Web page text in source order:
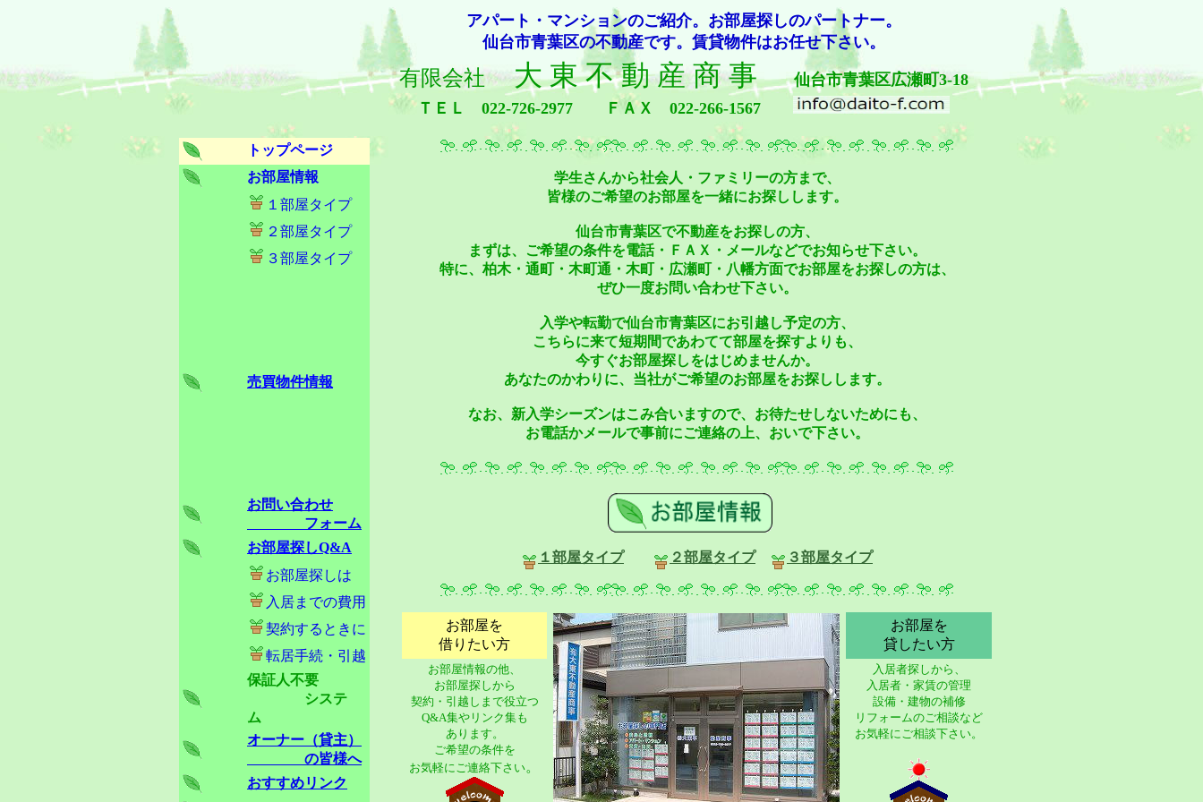
アパート・マンションのご紹介。お部屋探しのパートナー。
仙台市青葉区の不動産です。賃貸物件はお任せ下さい。
有限会社大 東 不 動 産 商 事仙台市青葉区広瀬町3-18
ＴＥＬ 022-726-2977
ＦＡＸ 022-266-1567
トップページ
学生さんから社会人・ファミリーの方まで、
皆様のご希望のお部屋を一緒にお探しします。
仙台市青葉区で不動産をお探しの方、
まずは、ご希望の条件を電話・ＦＡＸ・メールなどでお知らせ下さい。
特に、柏木・通町・木町通・木町・広瀬町・八幡方面でお部屋をお探しの方は、
ぜひ一度お問い合わせ下さい。
入学や転勤で仙台市青葉区にお引越し予定の方、
こちらに来て短期間であわてて部屋を探すよりも、
今すぐお部屋探しをはじめませんか。
あなたのかわりに、当社がご希望のお部屋をお探しします。
なお、新入学シーズンはこみ合いますので、お待たせしないためにも、
お電話かメールで事前にご連絡の上、おいで下さい。
１部屋タイプ ２部屋タイプ ３部屋タイプ
お部屋を
借りたい方
お部屋を
貸したい方
お部屋情報の他、
お部屋探しから
契約・引越しまで役立つ
Q&A集やリンク集も
あります。
ご希望の条件を
お気軽にご連絡下さい。
入居者探しから、
入居者・家賃の管理
設備・建物の補修
リフォームのご相談など
お気軽にご相談下さい。
お部屋情報
１部屋タイプ
２部屋タイプ
３部屋タイプ
売買物件情報
お問い合わせ
フォーム
お部屋探しQ&A
お部屋探しは
入居までの費用
契約するときに
転居手続・引越
保証人不要
システ
ム
オーナー（貸主）
の皆様へ
おすすめリンク